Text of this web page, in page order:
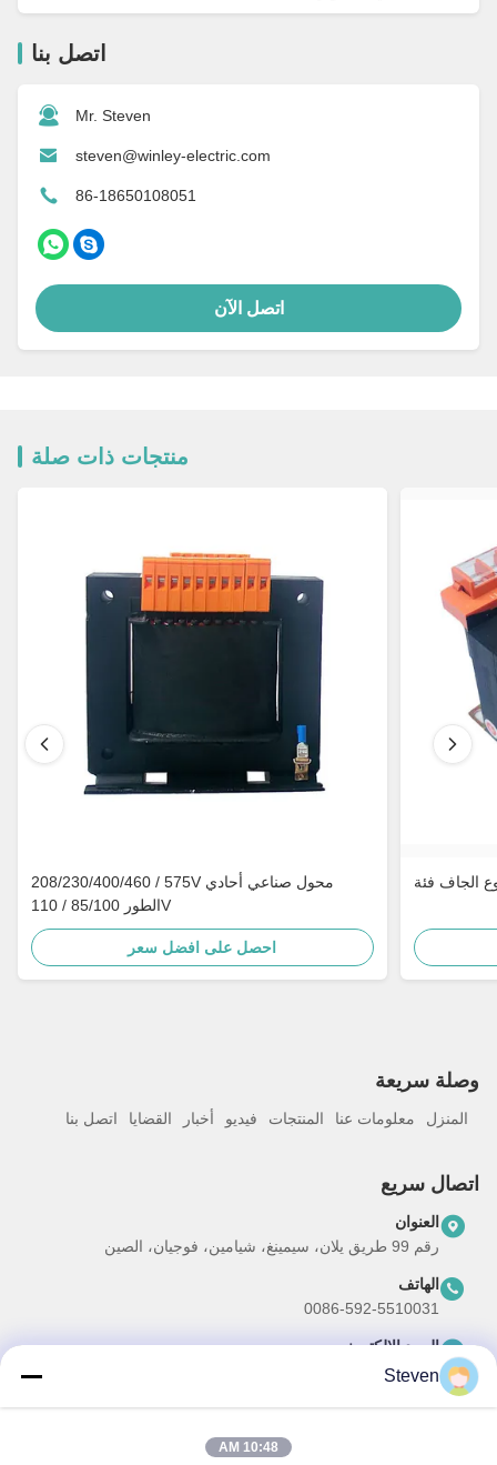
اتصل بنا
Mr. Steven
steven@winley-electric.com
86-18650108051
اتصل الآن
منتجات ذات صلة
208/230/400/460 / 575V محول صناعي أحادي
الطور 85/100 / 110V
احصل على افضل سعر
وصلة سريعة
المنزل معلومات عنا المنتجات فيديو أخبار القضايا اتصل بنا
اتصال سريع
العنوان
رقم 99 طريق يلان، سيمينغ، شيامين، فوجيان، الصين
الهاتف
0086-592-5510031
البريد الإلكتروني
steven@winley-electric.com
Steven
10:48 AM